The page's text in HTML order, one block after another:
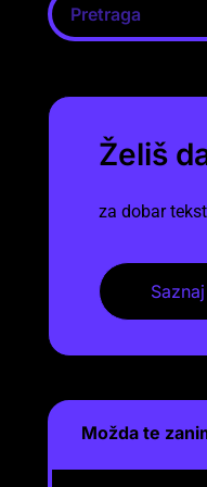
Želiš
za dobar
Možda te